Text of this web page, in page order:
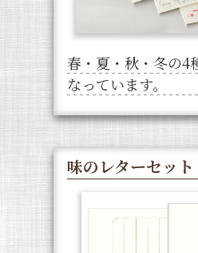
春・夏・秋・冬の4
なっています。
味のレターセット